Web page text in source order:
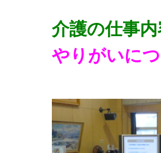
介護の仕事
やりがいに